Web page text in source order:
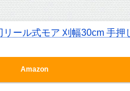
ール式モア 刈幅30cm 手押
Amazon